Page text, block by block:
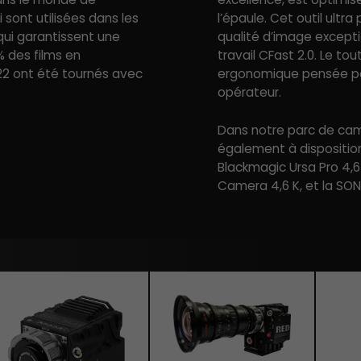
sont utilisées dans les
garantissent une
des films en
ont été tournés avec
l’épaule. Cet outil
qualité d’image
travail CFast 2.0. Le
ergonomique pensée
opérateur.
Dans notre parc de
également à
Blackmagic Ursa Pro
Camera 4,6 K, et la